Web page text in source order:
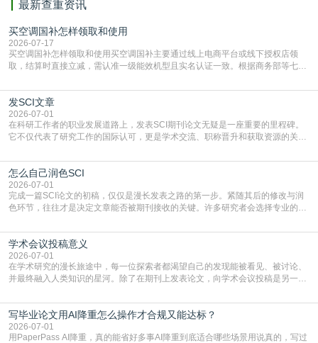
最新查重资讯
买空调国补怎样领取和使用
2026-07-17
买空调国补怎样领取和使用买空调国补主要通过线上电商平台或线下授权店领
取，结算时直接立减‌，需认准一级能效机型且实名认证一致。根据商务部等七部
能领到补贴首选‌京东APP‌搜索专属口令(如【家电补贴1637】、【国补立省
4949】等，口令会随活动更新，以页面显示为准)进入补贴专场。淘宝/天猫也可
复制粘贴【8$FKFGgJq
发SCI文章
2026-07-01
在科研工作者的职业发展道路上，发表SCI期刊论文无疑是一座重要的里程碑。
它不仅代表了研究工作的国际认可，更是学术交流、职称晋升和获取资源的关键
战与困惑。从选题立意到投稿回应，每一步都需要精心的策略与扎实的工作。本
篇AEIC学术交流中心小编就为大家介绍“发SCI文章”。一、精准定位是成功的第
一步发表SCI文章，首要解决的问题是“投
怎么自己润色SCI
2026-07-01
完成一篇SCI论文的初稿，仅仅是漫长发表之路的第一步。紧随其后的修改与润
色环节，往往才是决定文章能否被期刊接收的关键。许多研究者会选择专业的语
质量，更能在此过程中深化对学术写作的理解。如何系统、高效地打磨自己的论
文，使其在语言和学术表达上更符合国际期刊的要求，是每位研究者值得投入学
习的技能。本篇AEIC学术交流中心小编就为大家介
学术会议投稿意义
2026-07-01
在学术研究的漫长旅途中，每一位探索者都渴望自己的发现能被看见、被讨论、
并最终融入人类知识的星河。除了在期刊上发表论文，向学术会议投稿是另一个
广阔学术天地的大门，连接着个体研究与社会网络。本篇AEIC学术交流中心小编
就为大家介绍“学术会议投稿意义”。一、加速研究成果的传播与反馈学术会议通
常具有周期短、时效性强的特点。相比期刊漫长的
写毕业论文用AI降重怎么操作才合规又能达标？
2026-07-01
用PaperPass AI降重，真的能省好多事AI降重到底适合哪些场景用说真的，写过